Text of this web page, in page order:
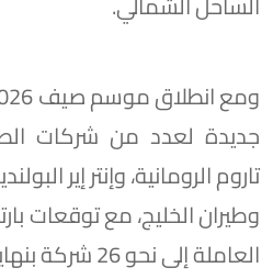
جديدة لعدد من شركات
تاروم الرومانية، وإنتر إير
وطيران الخليج، مع توقعات
العاملة إلى نحو 26 شركة بنهاية الموسم.